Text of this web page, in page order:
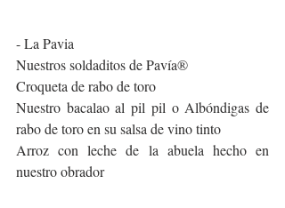
- La Pavia
Nuestros soldaditos de Pavía®
Croqueta de rabo de toro
Nuestro bacalao al pil pil o Albóndigas de
rabo de toro en su salsa de vino tinto
Arroz con leche de la abuela hecho en
nuestro obrador